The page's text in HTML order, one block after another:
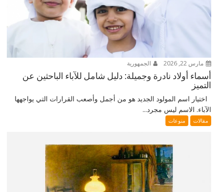
مارس 22, 2026 الجمهورية
أسماء أولاد نادرة وجميلة: دليل شامل للآباء الباحثين عن
التميز
اختيار اسم المولود الجديد هو من أجمل وأصعب القرارات التي يواجهها
الآباء. الاسم ليس مجرد...
مقالات منوعات